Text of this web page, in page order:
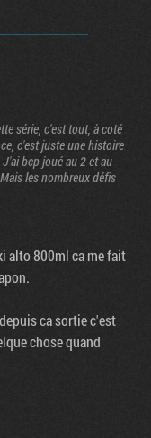
série, c'est tout, à coté
c'est juste une histoire
bcp joué au 2 et au
les nombreux défis
alto 800ml ca me fait
ca sortie c'est
chose quand